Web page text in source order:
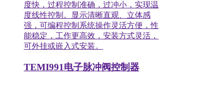
度快，过程控制准确，过冲小，实现温
度线性控制。显示清晰直观、立体感
强，可编程控制系统操作灵活方便，性
能稳定，工作更高效，安装方式灵活，
可外挂或嵌入式安装。
TEMI991电子脉冲阀控制器